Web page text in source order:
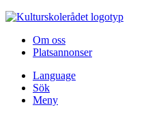
Hoppa till innehållet
Om oss
Platsannonser
Language
Sök
Meny